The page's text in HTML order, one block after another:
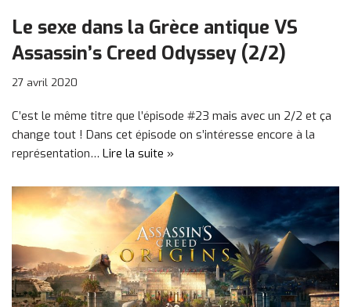
Le sexe dans la Grèce antique VS
Assassin’s Creed Odyssey (2/2)
27 avril 2020
C’est le même titre que l’épisode #23 mais avec un 2/2 et ça
change tout ! Dans cet épisode on s’intéresse encore à la
représentation… Lire la suite »